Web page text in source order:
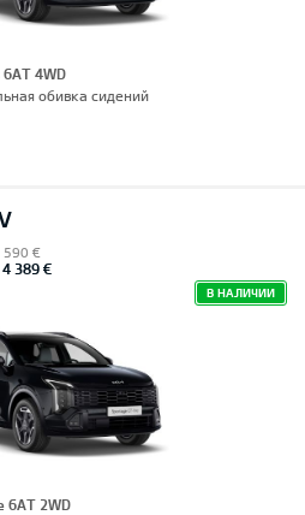
4WD
обивка сидений
590 €
389 €
В НАЛИЧИИ
6AT 2WD